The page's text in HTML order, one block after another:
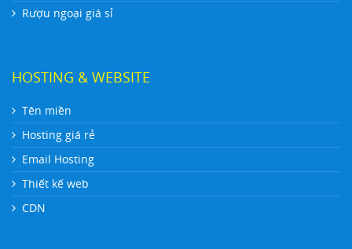
Rượu ngoại giá sỉ
HOSTING & WEBSITE
Tên miền
Hosting giá rẻ
Email Hosting
Thiết kế web
CDN